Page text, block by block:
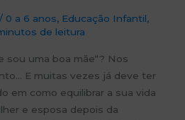
/ 0 a 6 anos, Educação Infantil,
de leitura
sou uma boa mãe“? Nos
E muitas vezes já deve ter
em como equilibrar a sua vida
e esposa depois da